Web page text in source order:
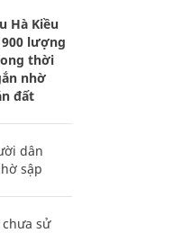
Hà Kiều
lượng
thời
nhờ
đất
dân
sập
sử